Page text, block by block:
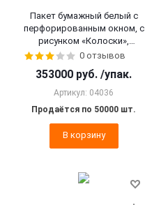
Пакет бумажный белый с
перфорированным окном, с
рисунком «Колоски»,
10×5×63 см, 50000 шт.
0 отзывов
353000 руб. /упак.
Артикул: 04036
Продаётся по 50000 шт.
В корзину